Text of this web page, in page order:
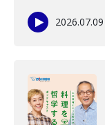
2026.07.09